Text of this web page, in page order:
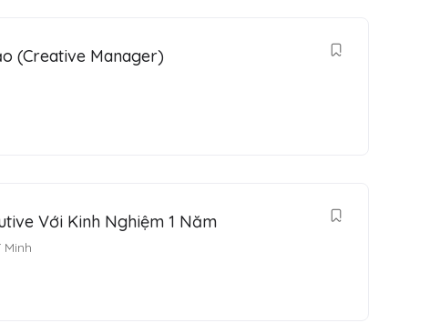
(Creative Manager)
Với Kinh Nghiệm 1 Năm
Minh